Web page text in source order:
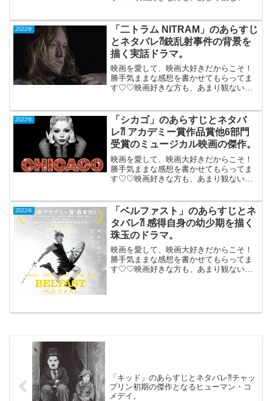
パニック映画の名作「ポセイドン・アド
ベンチ...
2022年
「二トラム NITRAM」のあらすじ
とネタバレ⁈銃乱射事件の背景を
描く実話ドラマ。
映画を愛して、映画大好きだからこそ！
勝手気ままな感想を書かせてもらってま
す♡♡映画好きな方も、あまり観ない方
（112分）豪州最大の銃乱射事件に至る過
程を描...
2022年
「シカゴ」のあらすじとネタバ
レ⁈ アカデミー賞作品賞他6部門
受賞のミュージカル映画の傑作。
映画を愛して、映画大好きだからこそ！
勝手気ままな感想を書かせてもらってま
す♡♡映画好きな方も、あまり観ない方
アカデミー賞作品賞他6部門受賞のミュー
ジ...
2022年
「ベルファスト」のあらすじとネ
タバレ⁈ 感得自身の幼少期を描く
珠玉のドラマ。
映画を愛して、映画大好きだからこそ！
勝手気ままな感想を書かせてもらってま
す♡♡映画好きな方も、あまり観ない方
「キッド」のあらすじとネタバレ⁈チャッ
プリン初期の傑作となるヒューマン・コ
メデイ。